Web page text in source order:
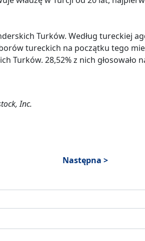
Turków. Według tureckiej
tureckich na początku tego
Turków. 28,52% z nich głosowało
Inc.
Następna >